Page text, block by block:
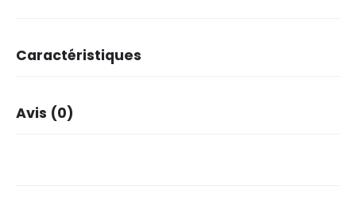
Caractéristiques
Avis (0)